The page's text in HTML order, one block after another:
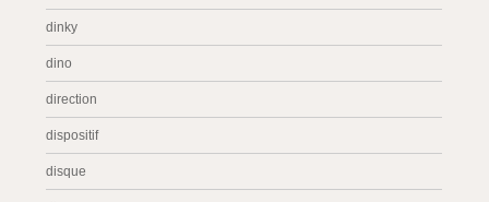
dinky
dino
direction
dispositif
disque